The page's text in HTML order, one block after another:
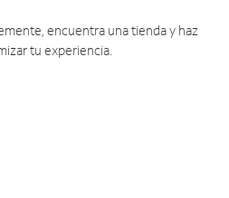
encuentra una tienda y haz
tu experiencia.